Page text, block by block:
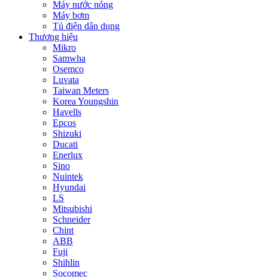
Máy nước nóng
Máy bơm
Tủ điện dân dụng
Thương hiệu
Mikro
Samwha
Osemco
Luvata
Taiwan Meters
Korea Youngshin
Havells
Epcos
Shizuki
Ducati
Enerlux
Sino
Nuintek
Hyundai
LS
Mitsubishi
Schneider
Chint
ABB
Fuji
Shihlin
Socomec